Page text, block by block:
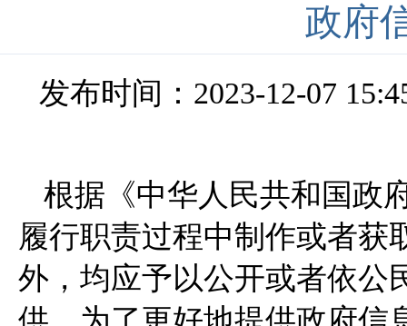
政府
发布时间：2023-12-07
根据《中华人民共和国政
履行职责过程中制作或者获
外，均应予以公开或者依公